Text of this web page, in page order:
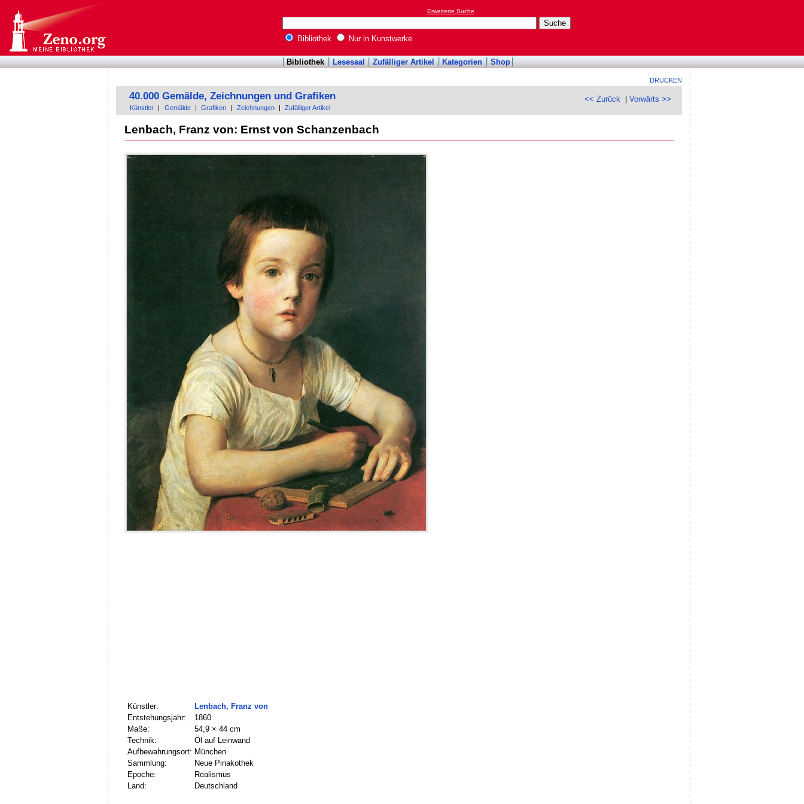
Erweiterte Suche
Bibliothek Nur in Kunstwerke
Bibliothek Lesesaal Zufälliger Artikel Kategorien Shop
DRUCKEN
<< Zurück |Vorwärts >>
40.000 Gemälde, Zeichnungen und Grafiken
Künstler Gemälde Grafiken Zeichnungen Zufälliger Artikel
Lenbach, Franz von: Ernst von Schanzenbach
Künstler:
Lenbach, Franz von
Entstehungsjahr:
1860
Maße:
54,9 × 44 cm
Technik:
Öl auf Leinwand
Aufbewahrungsort: München
Sammlung:
Neue Pinakothek
Epoche:
Realismus
Land:
Deutschland